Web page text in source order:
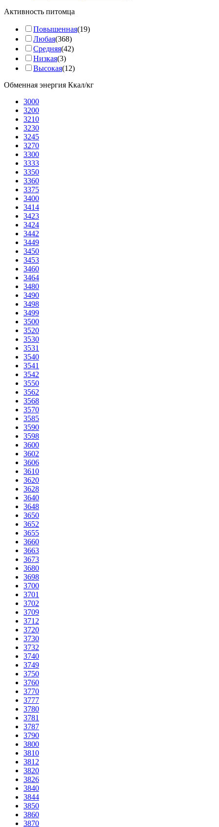
Активность питомца
Повышенная(19)
Любая(368)
Средняя(42)
Низкая(3)
Высокая(12)
Обменная энергия Ккал/кг
3000
3200
3210
3230
3245
3270
3300
3333
3350
3360
3375
3400
3414
3423
3424
3442
3449
3450
3453
3460
3464
3480
3490
3498
3499
3500
3520
3530
3531
3540
3541
3542
3550
3562
3568
3570
3585
3590
3598
3600
3602
3606
3610
3620
3628
3640
3648
3650
3652
3655
3660
3663
3673
3680
3698
3700
3701
3702
3709
3712
3720
3730
3732
3740
3749
3750
3760
3770
3777
3780
3781
3787
3790
3800
3810
3812
3820
3826
3840
3844
3850
3860
3870